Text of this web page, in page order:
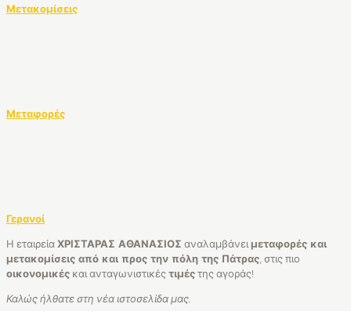
Μετακομίσεις
Μεταφορές
Γερανοί
Η εταιρείαΧΡΙΣΤΑΡΑΣ ΑΘΑΝΑΣΙΟΣ αναλαμβάνειμεταφορές και
μετακομίσεις από και προς την πόλη της Πάτρας, στις πιο
οικονομικές και ανταγωνιστικές τιμέςτης αγοράς!
Καλώς ήλθατε στη νέα ιστοσελίδα μας.